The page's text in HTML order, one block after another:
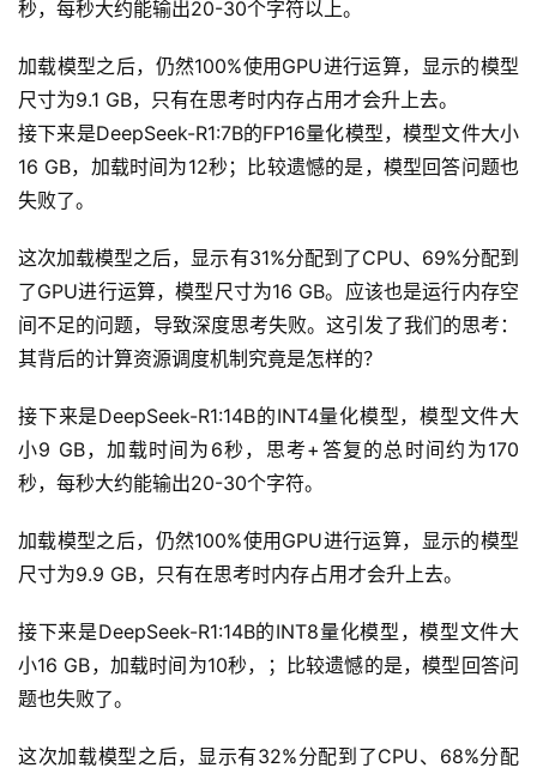
记
录
经
验
教
程
软
件
应
用
服
务
项
A
提
示
词
开
登录 注册
秒，每秒大约能输出20-30个字符以上。
加载模型之后，仍然100%使用GPU进行运算，显示的模型
尺寸为9.1 GB，只有在思考时内存占用才会升上去。
接下来是DeepSeek-R1:7B的FP16量化模型，模型文件大小
16 GB，加载时间为12秒；比较遗憾的是，模型回答问题也
失败了。
这次加载模型之后，显示有31%分配到了CPU、69%分配到
了GPU进行运算，模型尺寸为16 GB。应该也是运行内存空
间不足的问题，导致深度思考失败。这引发了我们的思考：
其背后的计算资源调度机制究竟是怎样的？
接下来是DeepSeek-R1:14B的INT4量化模型，模型文件大
小9 GB，加载时间为6秒，思考+答复的总时间约为170
秒，每秒大约能输出20-30个字符。
加载模型之后，仍然100%使用GPU进行运算，显示的模型
尺寸为9.9 GB，只有在思考时内存占用才会升上去。
接下来是DeepSeek-R1:14B的INT8量化模型，模型文件大
小16 GB，加载时间为10秒，；比较遗憾的是，模型回答问
题也失败了。
这次加载模型之后，显示有32%分配到了CPU、68%分配